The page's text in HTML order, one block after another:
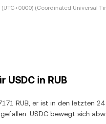
(Coordinated Universal
in RUB
RUB, er ist in den letzten
USDC bewegt sich